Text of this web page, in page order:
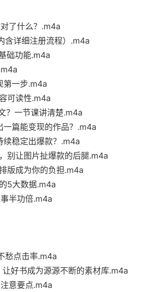
了什么？.m4a
含详细注册流程）.m4a
础功能.m4a
第一步.m4a
可读性.m4a
？一节课讲清楚.m4a
篇能变现的作品？.m4a
稳定出爆款？.m4a
别让图片扯爆款的后腿.m4a
版成为你的负担.m4a
5大数据.m4a
半功倍.m4a
愁点击率.m4a
好书成为源源不断的素材库.m4a
意要点.m4a